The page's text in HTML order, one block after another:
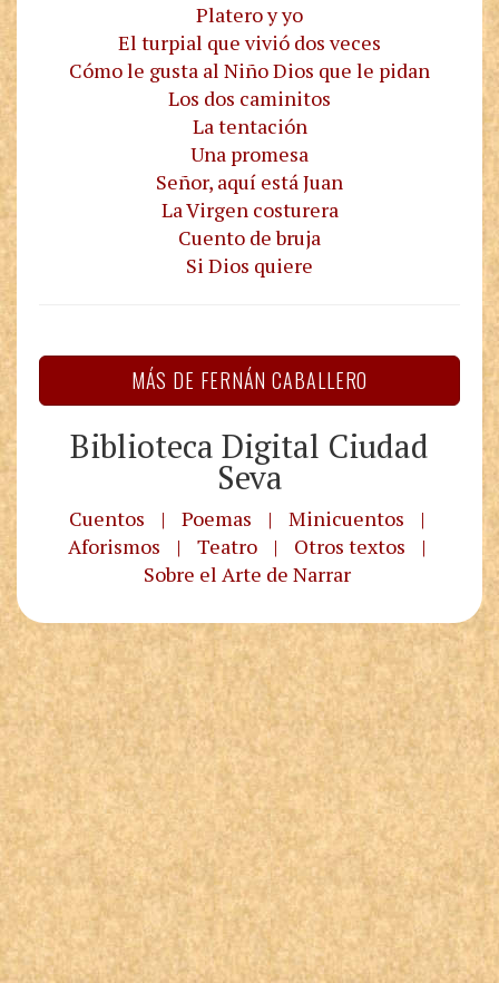
Platero y yo
El turpial que vivió dos veces
Cómo le gusta al Niño Dios que le pidan
Los dos caminitos
La tentación
Una promesa
Señor, aquí está Juan
La Virgen costurera
Cuento de bruja
Si Dios quiere
MÁS DE FERNÁN CABALLERO
Biblioteca Digital Ciudad
Seva
Cuentos | Poemas | Minicuentos
|
Aforismos
| Teatro | Otros textos
|
Sobre el Arte de Narrar